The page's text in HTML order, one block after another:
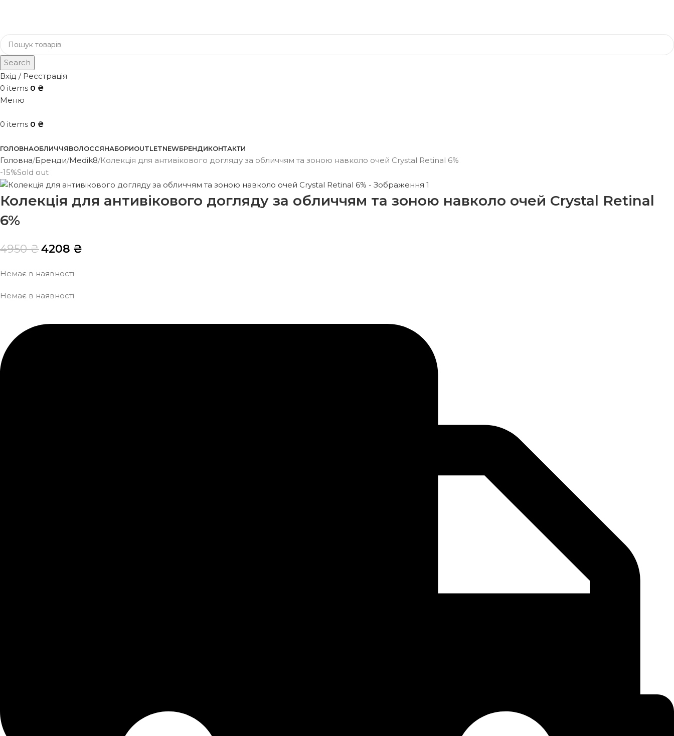
Search
Вхід / Реєстрація
0 items 0 ₴
Меню
0 items 0 ₴
ГОЛОВНАОБЛИЧЧЯВОЛОССЯНАБОРИOUTLETNEWБРЕНДИКОНТАКТИ
Головна Бренди Medik8 Колекція для антивікового догляду за обличчям та зоною навколо очей Crystal Retinal 6%
-15%Sold out
Колекція для антивікового догляду за обличчям та зоною навколо очей Crystal Retinal
6%
4950₴4208 ₴
Немає в наявності
Немає в наявності